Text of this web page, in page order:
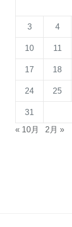
3 4
10 11
17 18
24 25
31
« 10月
2月 »